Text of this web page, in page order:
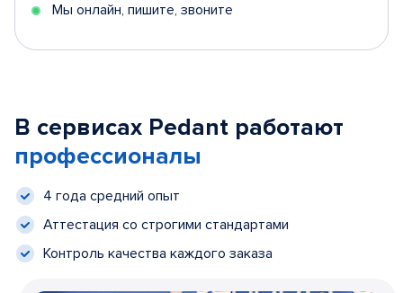
Мы онлайн, пишите, звоните
В сервисах Pedant работают
профессионалы
4 года средний опыт
Аттестация со строгими стандартами
Контроль качества каждого заказа